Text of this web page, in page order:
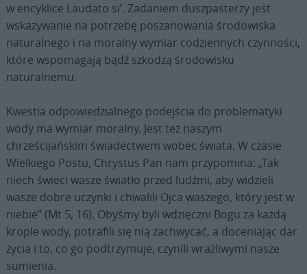
w encyklice Laudato si’. Zadaniem duszpasterzy jest
wskazywanie na potrzebę poszanowania środowiska
naturalnego i na moralny wymiar codziennych czynności,
które wspomagają bądź szkodzą środowisku
naturalnemu.
Kwestia odpowiedzialnego podejścia do problematyki
wody ma wymiar moralny. Jest też naszym
chrześcijańskim świadectwem wobec świata. W czasie
Wielkiego Postu, Chrystus Pan nam przypomina: „Tak
niech świeci wasze światło przed ludźmi, aby widzieli
wasze dobre uczynki i chwalili Ojca waszego, który jest w
niebie” (Mt 5, 16). Obyśmy byli wdzięczni Bogu za każdą
krople wody, potrafili się nią zachwycać, a doceniając dar
życia i to, co go podtrzymuje, czynili wrażliwymi nasze
sumienia.